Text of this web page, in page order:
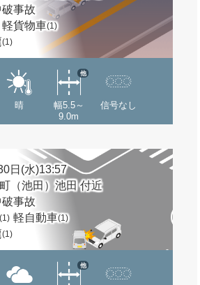
事故
軽貨物車(1)
(1)
晴
幅5.5～
9.0m
他
信号なし
日(水)13:57
（池田）池田 付近
事故
(1) 軽自動車(1)
(1)
他